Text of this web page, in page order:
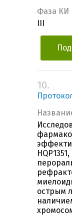
Фаза КИ
10.
острым